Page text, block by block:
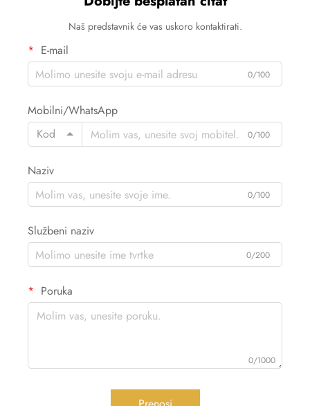
Naš predstavnik će vas uskoro kontaktirati.
E-mail
0/100
Mobilni/WhatsApp
Kod
0/100
Naziv
0/100
Službeni naziv
0/200
Poruka
0/1000